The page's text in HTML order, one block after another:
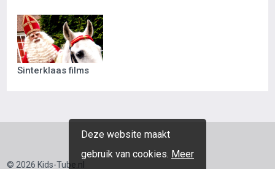
Sinterklaas films
Deze website maakt
gebruik van cookies. Meer
© 2026 Kids-Tube.nl